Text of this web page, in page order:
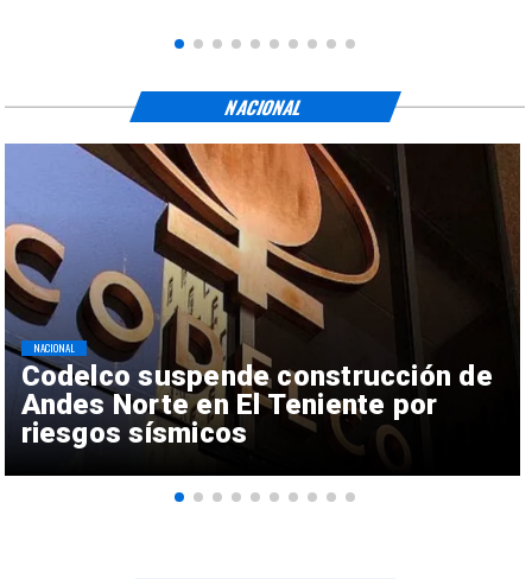
Codelco suspende construcción de
Andes Norte en El Teniente por
riesgos sísmicos
NACIONAL
NACIONAL